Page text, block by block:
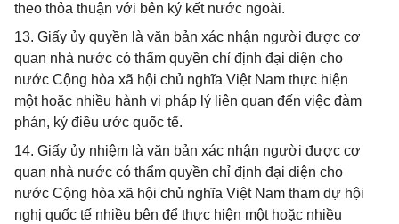
theo thỏa thuận với bên ký kết nước ngoài.
13. Giấy ủy quyền là văn bản xác nhận người được cơ
quan nhà nước có thẩm quyền chỉ định đại diện cho
nước Cộng hòa xã hội chủ nghĩa Việt Nam thực hiện
một hoặc nhiều hành vi pháp lý liên quan đến việc đàm
phán, ký điều ước quốc tế.
14. Giấy ủy nhiệm là văn bản xác nhận người được cơ
quan nhà nước có thẩm quyền chỉ định đại diện cho
nước Cộng hòa xã hội chủ nghĩa Việt Nam tham dự hội
nghị quốc tế nhiều bên để thực hiện một hoặc nhiều